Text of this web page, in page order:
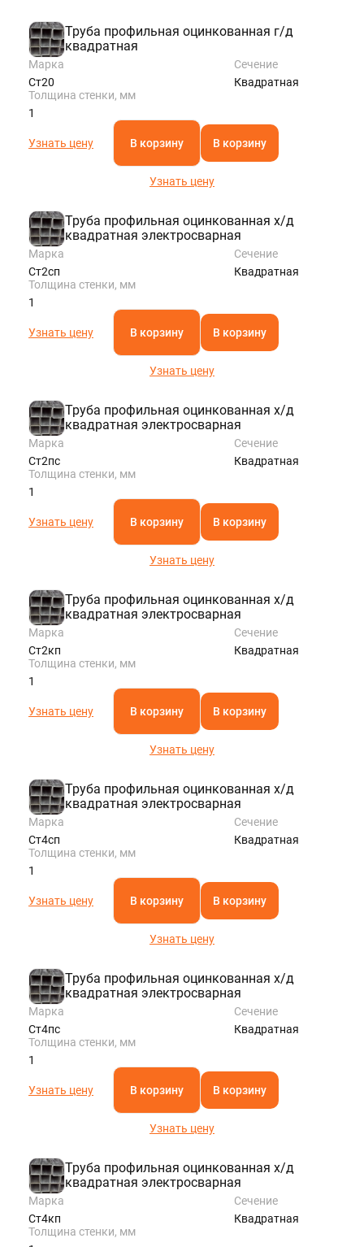
Труба профильная оцинкованная г/д
квадратная
Марка
Ст20
Сечение
Квадратная
Толщина стенки, мм
1
Узнать цену В корзину В корзину
Узнать цену
Труба профильная оцинкованная х/д
квадратная электросварная
Марка
Ст2сп
Сечение
Квадратная
Толщина стенки, мм
1
Узнать цену В корзину В корзину
Узнать цену
Труба профильная оцинкованная х/д
квадратная электросварная
Марка
Ст2пс
Сечение
Квадратная
Толщина стенки, мм
1
Узнать цену В корзину В корзину
Узнать цену
Труба профильная оцинкованная х/д
квадратная электросварная
Марка
Ст2кп
Сечение
Квадратная
Толщина стенки, мм
1
Узнать цену В корзину В корзину
Узнать цену
Труба профильная оцинкованная х/д
квадратная электросварная
Марка
Ст4сп
Сечение
Квадратная
Толщина стенки, мм
1
Узнать цену В корзину В корзину
Узнать цену
Труба профильная оцинкованная х/д
квадратная электросварная
Марка
Ст4пс
Сечение
Квадратная
Толщина стенки, мм
1
Узнать цену В корзину В корзину
Узнать цену
Труба профильная оцинкованная х/д
квадратная электросварная
Марка
Ст4кп
Сечение
Квадратная
Толщина стенки, мм